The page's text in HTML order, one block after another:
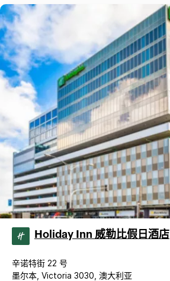
Holiday Inn 威勒比假日酒店
辛诺特街 22 号
墨尔本, Victoria 3030, 澳大利亚